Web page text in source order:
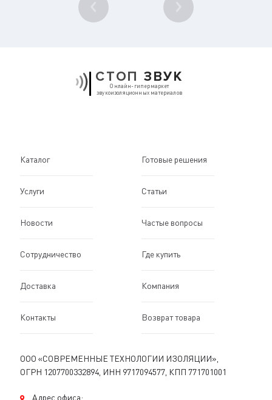
1
СТОП ЗВУК
Онлайн-гипермаркет
звукоизоляционных материалов
Каталог Готовые решения
Услуги Статьи
Новости Частые вопросы
Сотрудничество Где купить
Доставка Компания
Контакты Возврат товара
ООО «СОВРЕМЕННЫЕ ТЕХНОЛОГИИ ИЗОЛЯЦИИ»,
ОГРН 1207700332894, ИНН 9717094577, КПП 771701001
Адрес офиса: